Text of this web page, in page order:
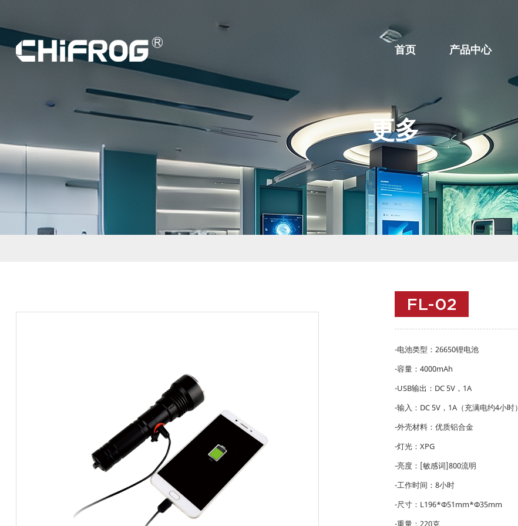
首页 产品中心
更多
FL-02
-电池类型：26650锂电池
-容量：4000mAh
-USB输出：DC 5V，1A
-输入：DC 5V，1A（充满电约4小时）
-外壳材料：优质铝合金
-灯光：XPG
-亮度：[敏感词]800流明
-工作时间：8小时
-尺寸：L196*Φ51mm*Φ35mm
-重量：220克